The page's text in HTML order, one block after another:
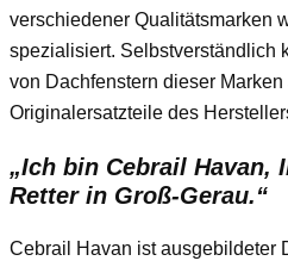
verschiedener Qualitätsmarken
spezialisiert. Selbstverständlich
von Dachfenstern dieser
Originalersatzteile des
„Ich bin Cebrail Havan,
Retter in Groß-Gerau.“
Cebrail Havan ist ausgebildeter